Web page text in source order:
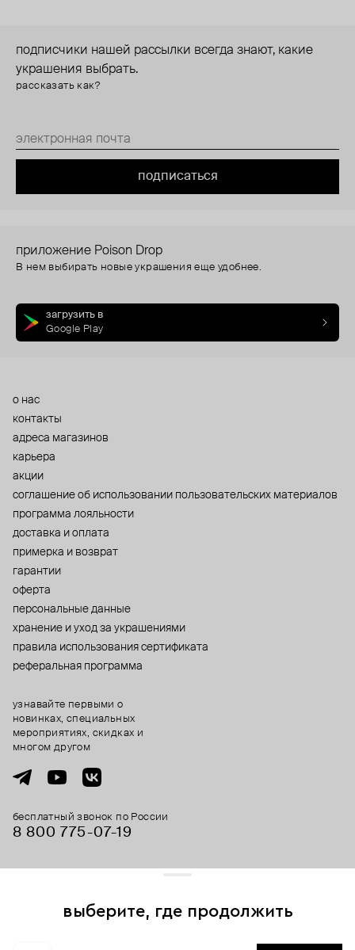
подписчики нашей рассылки всегда знают, какие
украшения выбрать.
рассказать как?
подписаться
приложение Poison Drop
В нем выбирать новые украшения еще удобнее.
загрузить в
Google Play
о нас
контакты
адреса магазинов
карьера
акции
cоглашение об использовании пользовательских материалов
программа лояльности
доставка и оплата
примерка и возврат
гарантии
оферта
персональные данные
хранение и уход за украшениями
правила использования сертификата
реферальная программа
бесплатный звонок по России
8 800 775⁠-07⁠-19
узнавайте первыми о
новинках, специальных
мероприятиях, скидках и
многом другом
выберите, где продолжить